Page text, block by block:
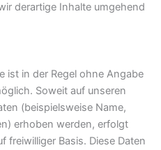
derartige Inhalte umgehend
ist in der Regel ohne Angabe
Soweit auf unseren
(beispielsweise Name,
erhoben werden, erfolgt
freiwilliger Basis. Diese Daten